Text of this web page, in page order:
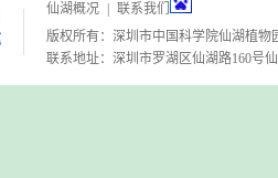
仙湖概况
联系我们
版权所有：深圳市中国科学院仙湖植物
联系地址：深圳市罗湖区仙湖路160号